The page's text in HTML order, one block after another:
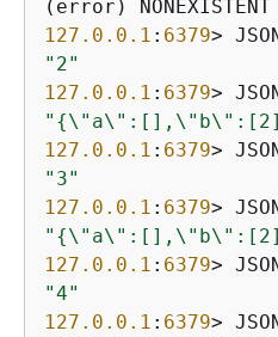
127.0 .0 .1 : 6379>
"2"
127.0 .0 .1 : 6379
" {
127.0 .0 .1 : 6379>
"3"
127.0 .0 .1 : 6379
" {
127.0 .0 .1 : 6379>
"4"
127.0 .0 .1 : 6379